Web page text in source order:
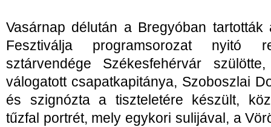
Vasárnap délután a Bregyóban tartották
Fesztiválja programsorozat nyitó
sztárvendége Székesfehérvár
válogatott csapatkapitánya, Szoboszlai
és szignózta a tiszteletére készült,
tűzfal portrét, mely egykori sulijával, a